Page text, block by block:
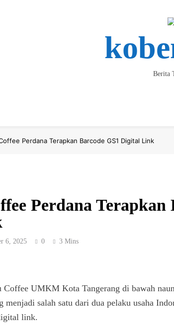
Berita
Perdana Terapkan Barcode GS1 Digital Link
Perdana Terapkan
6, 2025 0 3 Mins
Coffee UMKM Kota Tangerang di bawah
menjadi salah satu dari dua pelaku usaha
link.